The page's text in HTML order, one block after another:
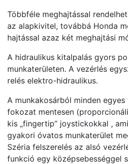
Többféle meghajtással
az alapkivitel, továbbá Honda
hajtással azaz két meghajtási
A hidraulikus kitalpalás gyors
munkaterületen. A vezérlés
relés elektro-hidraulikus.
A munkakosárból minden
fokozat mentesen
kis „fingertip” joystickokkal ,
gyakori óvatos munkaterület
Széria felszerelés az alsó
funkció egy középsebességgel